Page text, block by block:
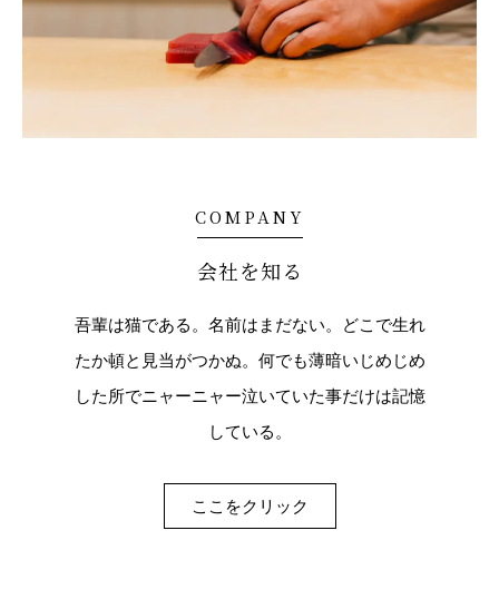
COMPANY
会社を知る
吾輩は猫である。名前はまだない。どこで生れ
たか頓と見当がつかぬ。何でも薄暗いじめじめ
した所でニャーニャー泣いていた事だけは記憶
している。
ここをクリック